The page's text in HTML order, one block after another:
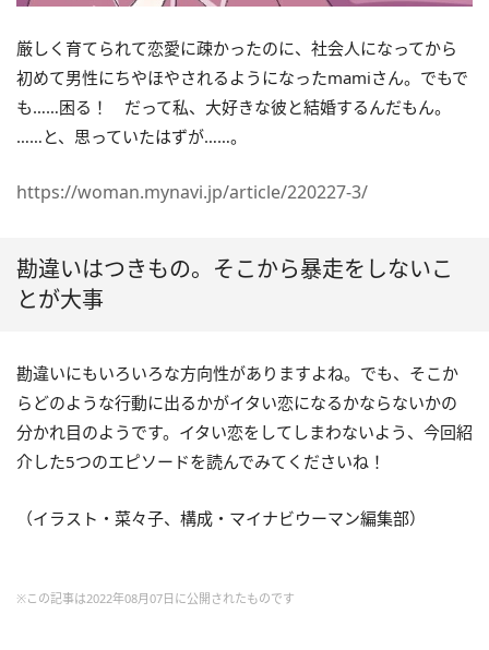
厳しく育てられて恋愛に疎かったのに、社会人になってから
初めて男性にちやほやされるようになったmamiさん。でもで
も……困る！ だって私、大好きな彼と結婚するんだもん。
……と、思っていたはずが……。
https://woman.mynavi.jp/article/220227-3/
勘違いはつきもの。そこから暴走をしないこ
とが大事
勘違いにもいろいろな方向性がありますよね。でも、そこか
らどのような行動に出るかがイタい恋になるかならないかの
分かれ目のようです。イタい恋をしてしまわないよう、今回紹
介した5つのエピソードを読んでみてくださいね！
（イラスト・菜々子、構成・マイナビウーマン編集部）
※この記事は2022年08月07日に公開されたものです